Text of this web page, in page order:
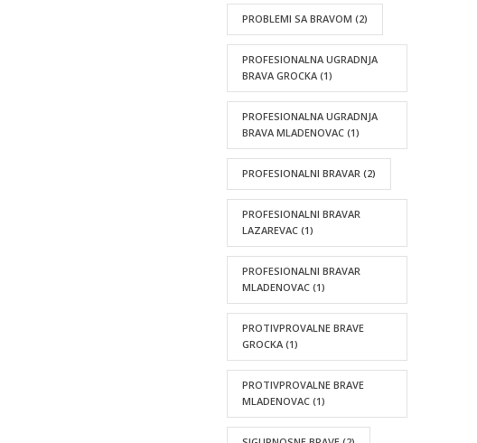
PROBLEMI SA BRAVOM (2)
PROFESIONALNA UGRADNJA
BRAVA GROCKA (1)
PROFESIONALNA UGRADNJA
BRAVA MLADENOVAC (1)
PROFESIONALNI BRAVAR (2)
PROFESIONALNI BRAVAR
LAZAREVAC (1)
PROFESIONALNI BRAVAR
MLADENOVAC (1)
PROTIVPROVALNE BRAVE
GROCKA (1)
PROTIVPROVALNE BRAVE
MLADENOVAC (1)